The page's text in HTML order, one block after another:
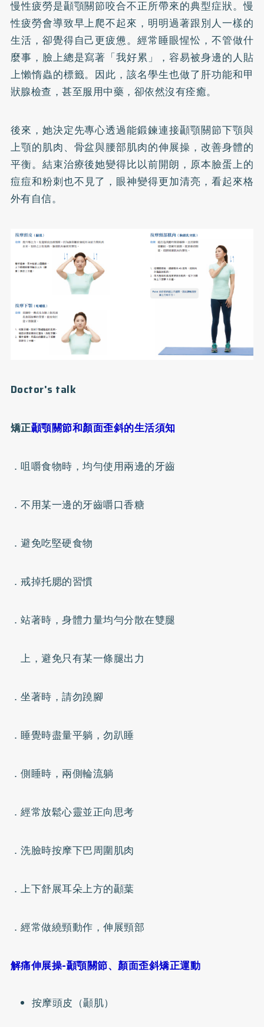
慢性疲勞是顳顎關節咬合不正所帶來的典型症狀。慢
性疲勞會導致早上爬不起來，明明過著跟別人一樣的
生活，卻覺得自己更疲憊。經常睡眼惺忪，不管做什
麼事，臉上總是寫著「我好累」，容易被身邊的人貼
上懶惰蟲的標籤。因此，該名學生也做了肝功能和甲
狀腺檢查，甚至服用中藥，卻依然沒有痊癒。
後來，她決定先專心透過能鍛鍊連接顳顎關節下顎與
上顎的肌肉、骨盆與腰部肌肉的伸展操，改善身體的
平衡。結束治療後她變得比以前開朗，原本臉蛋上的
痘痘和粉刺也不見了，眼神變得更加清亮，看起來格
外有自信。
Doctor's talk
矯正顳顎關節和顏面歪斜的生活須知
．咀嚼食物時，均勻使用兩邊的牙齒
．不用某一邊的牙齒嚼口香糖
．避免吃堅硬食物
．戒掉托腮的習慣
．站著時，身體力量均勻分散在雙腿
上，避免只有某一條腿出力
．坐著時，請勿蹺腳
．睡覺時盡量平躺，勿趴睡
．側睡時，兩側輪流躺
．經常放鬆心靈並正向思考
．洗臉時按摩下巴周圍肌肉
．上下舒展耳朵上方的顳葉
．經常做繞頸動作，伸展頸部
解痛伸展操-顳顎關節、顏面歪斜矯正運動
按摩頭皮（顳肌）